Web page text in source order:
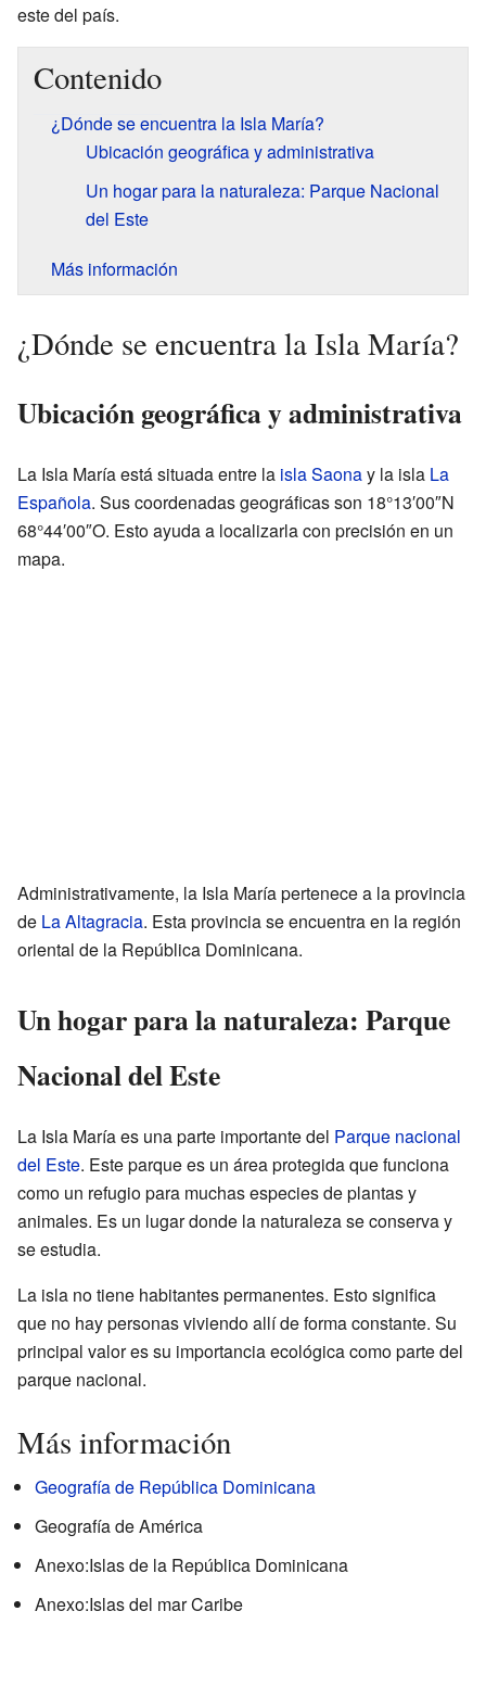
este del país.
Contenido
¿Dónde se encuentra la Isla María?
Ubicación geográfica y administrativa
Un hogar para la naturaleza: Parque Nacional
del Este
Más información
¿Dónde se encuentra la Isla María?
Ubicación geográfica y administrativa
La Isla María está situada entre la isla Saonay la isla La
Española. Sus coordenadas geográficas son 18°13′00″N
68°44′00″O. Esto ayuda a localizarla con precisión en un
mapa.
Administrativamente, la Isla María pertenece a la provincia
de La Altagracia. Esta provincia se encuentra en la región
oriental de la República Dominicana.
Un hogar para la naturaleza: Parque
Nacional del Este
La Isla María es una parte importante del Parque nacional
del Este. Este parque es un área protegida que funciona
como un refugio para muchas especies de plantas y
animales. Es un lugar donde la naturaleza se conserva y
se estudia.
La isla no tiene habitantes permanentes. Esto significa
que no hay personas viviendo allí de forma constante. Su
principal valor es su importancia ecológica como parte del
parque nacional.
Más información
Geografía de República Dominicana
Geografía de América
Anexo:Islas de la República Dominicana
Anexo:Islas del mar Caribe